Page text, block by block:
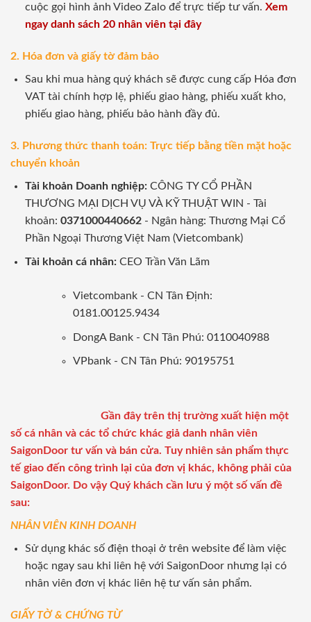
cuộc gọi hình ảnh Video Zalo để trực tiếp tư vấn. Xem
ngay danh sách 20 nhân viên tại đây
2. Hóa đơn và giấy tờ đảm bảo
Sau khi mua hàng quý khách sẽ được cung cấp Hóa đơn
VAT tài chính hợp lệ, phiếu giao hàng, phiếu xuất kho,
phiếu giao hàng, phiếu bảo hành đầy đủ.
3. Phương thức thanh toán: Trực tiếp bằng tiền mặt hoặc
chuyển khoản
Tài khoản Doanh nghiệp:CÔNG TY CỔ PHẦN
THƯƠNG MẠI DỊCH VỤ VÀ KỸ THUẬT WIN - Tài
khoản: 0371000440662- Ngân hàng: Thương Mại Cổ
Phần Ngoại Thương Việt Nam (Vietcombank)
Tài khoản cá nhân: CEO Trần Văn Lãm
Vietcombank - CN Tân Định:
0181.00125.9434
DongA Bank - CN Tân Phú: 0110040988
VPbank - CN Tân Phú: 90195751
Gần đây trên thị trường xuất hiện một
số cá nhân và các tổ chức khác giả danh nhân viên
SaigonDoor tư vấn và bán cửa. Tuy nhiên sản phẩm thực
tế giao đến công trình lại của đơn vị khác, không phải của
SaigonDoor. Do vậy Quý khách cần lưu ý một số vấn đề
sau:
NHÂN VIÊN KINH DOANH
Sử dụng khác số điện thoại ở trên website để làm việc
hoặc ngay sau khi liên hệ với SaigonDoor nhưng lại có
nhân viên đơn vị khác liên hệ tư vấn sản phẩm.
GIẤY TỜ & CHỨNG TỪ